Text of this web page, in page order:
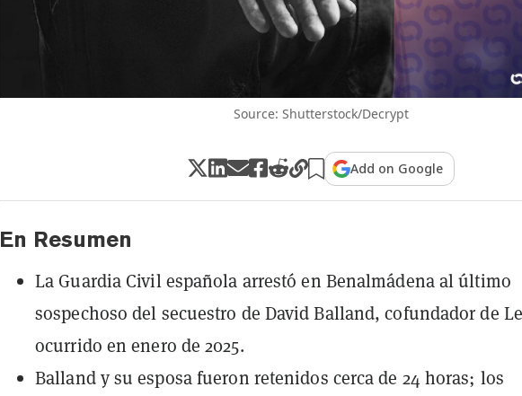
Source: Shutterstock/Decrypt
Add on Google
En Resumen
La Guardia Civil española arrestó en Benalmádena al último
sospechoso del secuestro de David Balland, cofundador de
ocurrido en enero de 2025.
Balland y su esposa fueron retenidos cerca de 24 horas; los